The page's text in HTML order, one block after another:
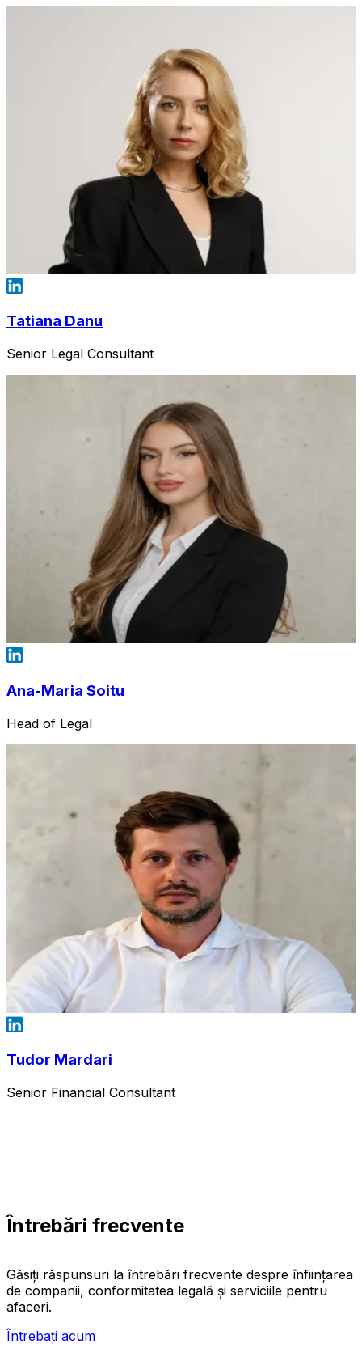
Tatiana Danu
Senior Legal Consultant
Ana-Maria Soitu
Head of Legal
Tudor Mardari
Senior Financial Consultant
Întrebări frecvente
Găsiți răspunsuri la întrebări frecvente despre înființarea
de companii, conformitatea legală și serviciile pentru
afaceri.
Întrebați acum